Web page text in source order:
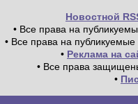
Новостной
• Все права на
• Все права на
• Реклама на
• Все права
•